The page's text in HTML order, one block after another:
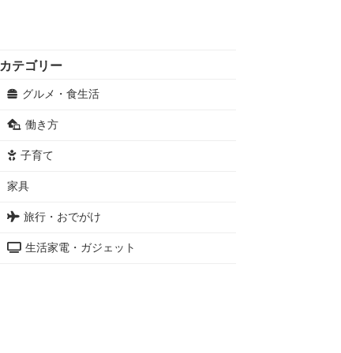
カテゴリー
グルメ・食生活
働き方
子育て
家具
旅行・おでがけ
生活家電・ガジェット